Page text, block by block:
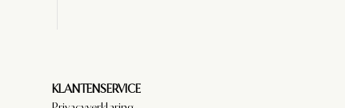
KLANTENSERVICE